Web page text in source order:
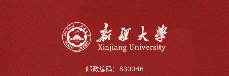
邮政编码：830046